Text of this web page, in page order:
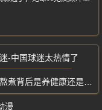
-中国球迷太热情了
后是养健康还是养生意
漫